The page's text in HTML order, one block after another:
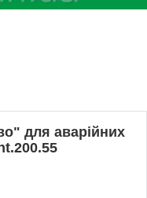
для аварійних